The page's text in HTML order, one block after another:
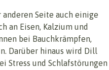
Seite auch einige
an Eisen, Kalzium und
bei Bauchkrämpfen,
Darüber hinaus wird Dill
Stress und Schlafstörungen